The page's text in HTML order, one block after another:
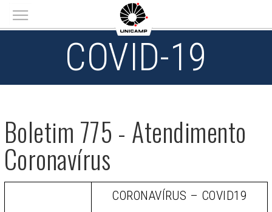
Main menu
COVID-19
Boletim 775 - Atendimento
Coronavírus
CORONAVÍRUS – COVID19